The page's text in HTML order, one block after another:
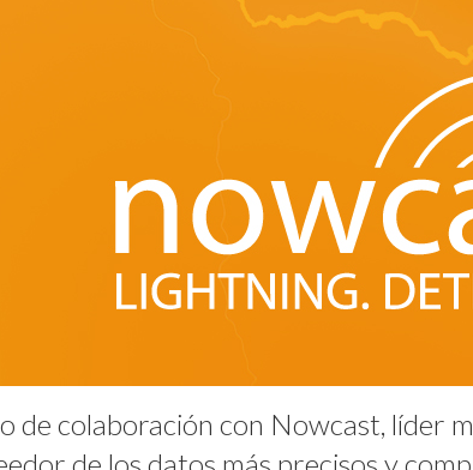
colaboración con Nowcast, líder